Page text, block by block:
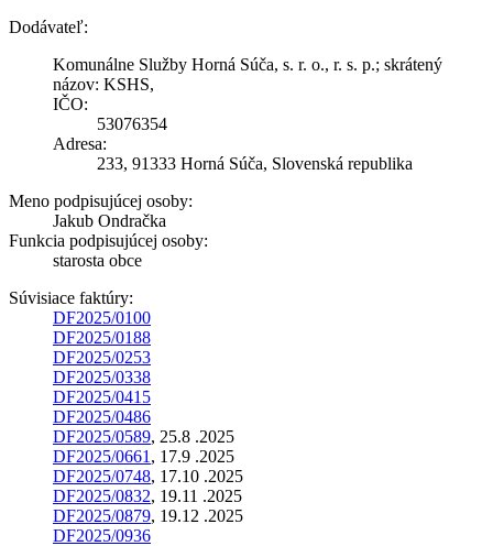
Dodávateľ:
Komunálne Služby Horná Súča, s. r. o., r. s. p.; skrátený
názov: KSHS,
IČO:
53076354
Adresa:
233, 91333 Horná Súča, Slovenská republika
Meno podpisujúcej osoby:
Jakub Ondračka
Funkcia podpisujúcej osoby:
starosta obce
Súvisiace faktúry:
DF2025/0100
DF2025/0188
DF2025/0253
DF2025/0338
DF2025/0415
DF2025/0486
DF2025/0589, 25.8 .2025
DF2025/0661 , 17.9 .2025
DF2025/0748, 17.10 .2025
DF2025/0832, 19.11 .2025
DF2025/0879, 19.12 .2025
DF2025/0936